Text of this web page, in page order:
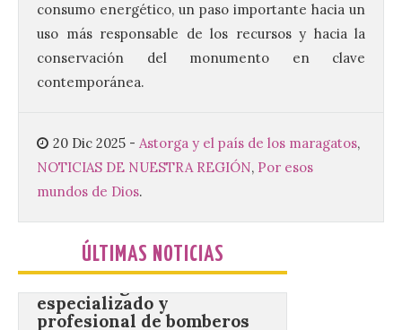
consumo energético, un paso importante hacia un
uso más responsable de los recursos y hacia la
conservación del monumento en clave
contemporánea.
20 Dic 2025 - Astorga y el país de los maragatos,
NOTICIAS DE NUESTRA REGIÓN, Por esos
mundos de Dios.
ÚLTIMAS NOTICIAS
Este certamen,
promovido por el Instituto
Universitario de Música
Sacra de la Universidad
Pontificia de Salamanca
(UPSA), premiará composiciones
podrán presentarse hasta el 30 de
noviembre. La Universidad, a […]
Conceyu vuelve a exigir
un contingente
especializado y
forestales en el País
Leonés